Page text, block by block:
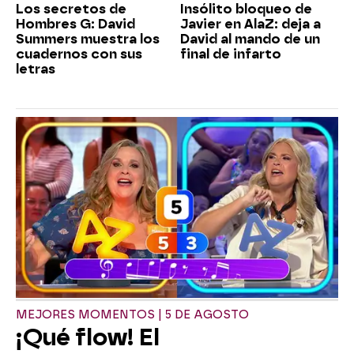
Los secretos de
Hombres G: David
Summers muestra los
cuadernos con sus
letras
Insólito bloqueo de
Javier en AlaZ: deja a
David al mando de un
final de infarto
MEJORES MOMENTOS | 5 DE AGOSTO
¡Qué flow! El